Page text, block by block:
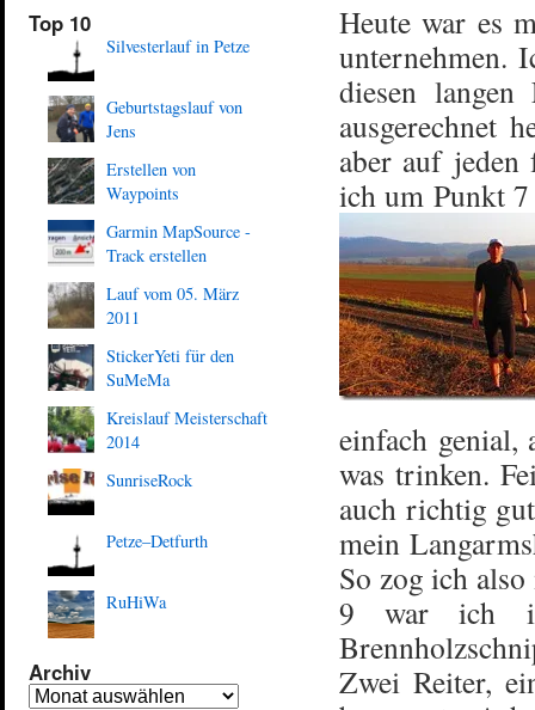
Heute war es
unternehmen.
diesen
ausgerechnet
aber auf jeden
ich um Punkt
einfach
was trinken.
auch richtig
mein
So zog ich
9 war ich
Zwei Reiter,
Top 10
Silvesterlauf in Petze
Geburtstagslauf von
Jens
Erstellen von
Waypoints
Garmin MapSource -
Track erstellen
Lauf vom 05. März
2011
StickerYeti für den
SuMeMa
Kreislauf Meisterschaft
2014
SunriseRock
Petze–Detfurth
RuHiWa
Archiv